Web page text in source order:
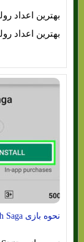
بهترین اعداد
نحوه بازی Candy Crush Saga با بونوس 100 درصد رایگان